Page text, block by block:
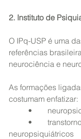
2. Instituto de
O IPq-USP é uma
referências
neurociência e
As formações
costumam enfatizar:
•
neuropsiquiátricos